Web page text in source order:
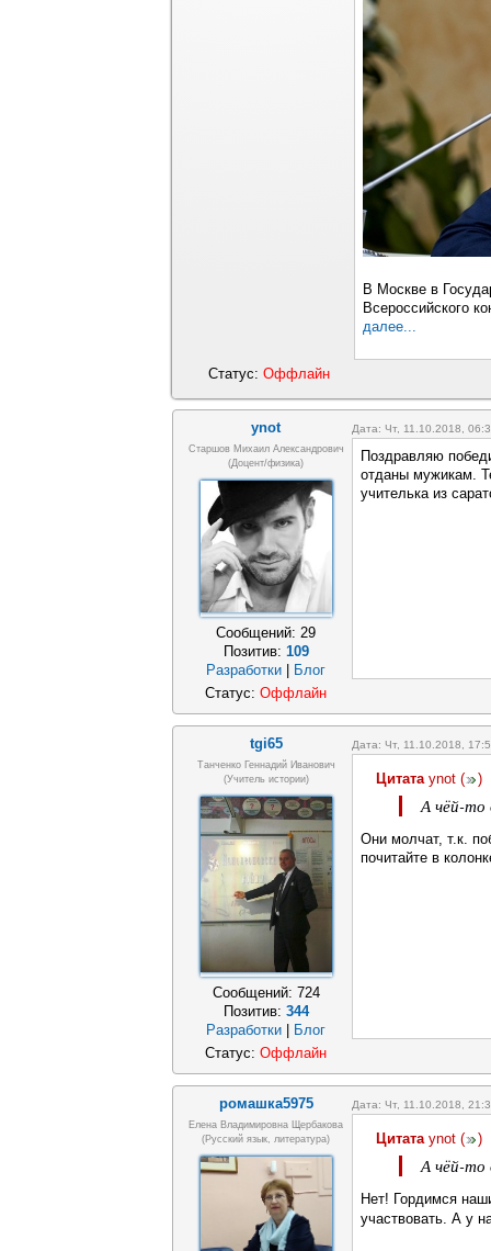
В Москве в
Всероссийского
далее...
Статус: Оффлайн
ynot Дата: Чт, 11.10.2018,
Старшов Михаил Александрович
(доцент/физика)
Сообщений: 29
Позитив: 109
Разработки
Блог
Поздравляю
отданы мужикам.
учителька из
Статус: Оффлайн
tgi65 Дата: Чт, 11.10.2018,
Танченко Геннадий Иванович
(учитель истории)
Сообщений: 724
Позитив: 344
Разработки
Блог
Цитата ynot ( )
А чёй-то
Они молчат, т.к.
почитайте в
Статус: Оффлайн
ромашка5975 Дата: Чт, 11.10.2018,
Елена Владимировна Щербакова
(русский язык, литература)
Цитата ynot ( )
А чёй-то
Нет! Гордимся
участвовать. А у